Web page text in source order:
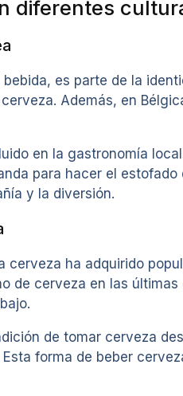
diferentes
es parte de la
Además, en
en la gastronomía
para hacer el
y la diversión.
cerveza ha adquirido
de cerveza en las
de tomar cerveza
forma de beber